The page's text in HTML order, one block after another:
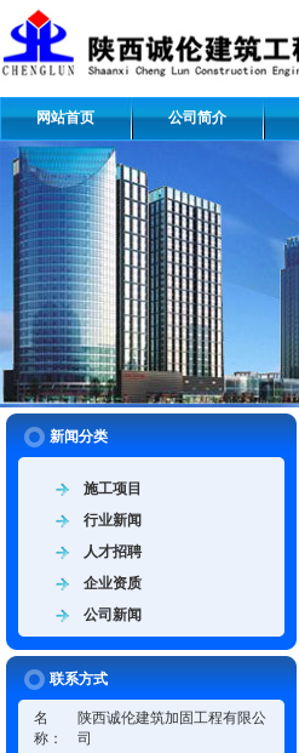
网站首页 公司简介
新闻分类
施工项目
行业新闻
人才招聘
企业资质
公司新闻
联系方式
名
称：
陕西诚伦建筑加固工程有限公
司